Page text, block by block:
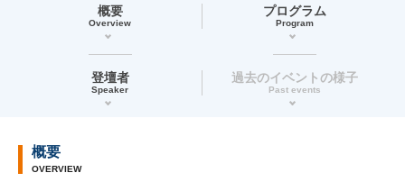
概要
Overview
プログラム
Program
登壇者
Speaker
過去のイベントの様子
Past events
概要
OVERVIEW